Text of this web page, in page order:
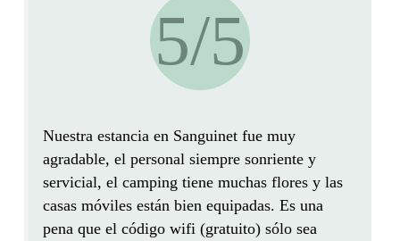
5/5
Nuestra estancia en Sanguinet fue muy
agradable, el personal siempre sonriente y
servicial, el camping tiene muchas flores y las
casas móviles están bien equipadas. Es una
pena que el código wifi (gratuito) sólo sea